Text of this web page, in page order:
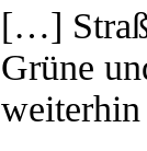
[…]
Grüne